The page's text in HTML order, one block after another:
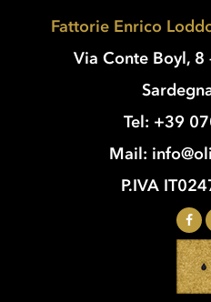
prodotto
Fattorie Enrico
Via Conte Boyl, 8
Tel: +39
Mail:
P.IVA